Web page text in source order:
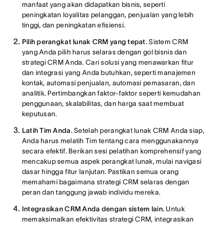
manfaat yang akan didapatkan bisnis, seperti
peningkatan loyalitas pelanggan, penjualan yang lebih
tinggi, dan peningkatan efisiensi.
Pilih perangkat lunak CRM yang tepat.Sistem CRM
yang Anda pilih harus selaras dengan gol bisnis dan
strategi CRM Anda. Cari solusi yang menawarkan fitur
dan integrasi yang Anda butuhkan, seperti manajemen
kontak, automasi penjualan, automasi pemasaran, dan
analitik. Pertimbangkan faktor-faktor seperti kemudahan
penggunaan, skalabilitas, dan harga saat membuat
keputusan.
Latih Tim Anda.Setelah perangkat lunak CRM Anda siap,
Anda harus melatih Tim tentang cara menggunakannya
secara efektif. Berikan sesi pelatihan komprehensif yang
mencakup semua aspek perangkat lunak, mulai navigasi
dasar hingga fitur lanjutan. Pastikan semua orang
memahami bagaimana strategi CRM selaras dengan
peran dan tanggung jawab individu mereka.
Integrasikan CRM Anda dengan sistem lain. Untuk
memaksimalkan efektivitas strategi CRM, integrasikan